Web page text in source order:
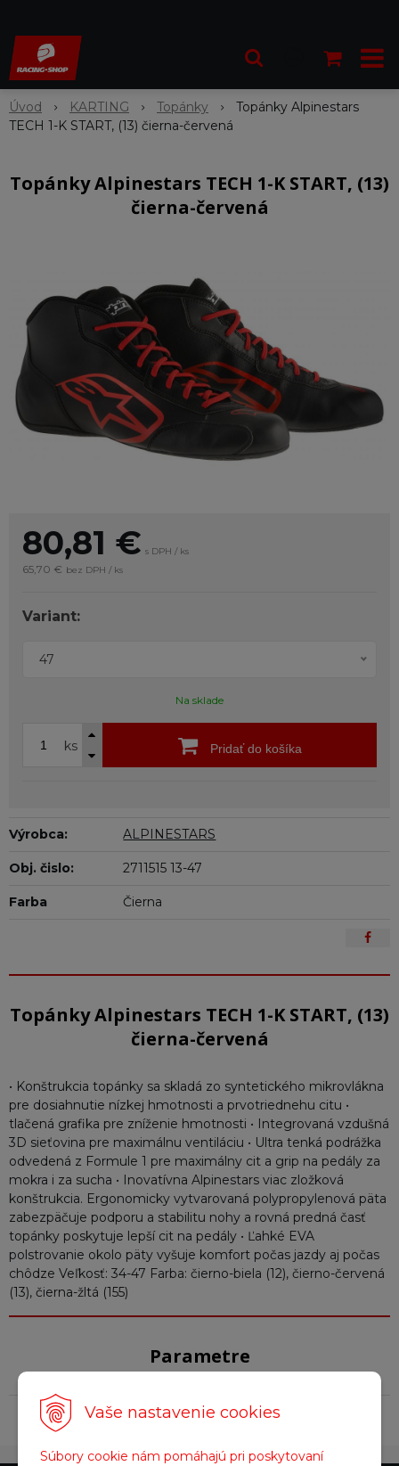
Vaše nastavenie cookies
Súbory cookie nám pomáhajú pri poskytovaní
Úvod KARTING Topánky
Topánky Alpinestars
TECH 1-K START, (13) čierna-červená
Topánky Alpinestars TECH 1-K START, (13)
čierna-červená
80,81 € s DPH / ks
65,70 € bez DPH / ks
Variant:
47
Na sklade
ks Pridať do košíka
Výrobca: ALPINESTARS
Obj. čislo: 2711515 13-47
Farba Čierna
Topánky Alpinestars TECH 1-K START, (13)
čierna-červená
• Konštrukcia topánky sa skladá zo syntetického mikrovlákna
pre dosiahnutie nízkej hmotnosti a prvotriednehu citu •
tlačená grafika pre zníženie hmotnosti • Integrovaná vzdušná
3D sieťovina pre maximálnu ventiláciu • Ultra tenká podrážka
odvedená z Formule 1 pre maximálny cit a grip na pedály za
mokra i za sucha • Inovatívna Alpinestars viac zložková
konštrukcia. Ergonomicky vytvarovaná polypropylenová päta
zabezpäčuje podporu a stabilitu nohy a rovná predná časť
topánky poskytuje lepší cit na pedály • Ľahké EVA
polstrovanie okolo päty vyšuje komfort počas jazdy aj počas
chôdze Veľkosť: 34-47 Farba: čierno-biela (12), čierno-červená
(13), čierna-žltá (155)
Parametre
Farba Čierna